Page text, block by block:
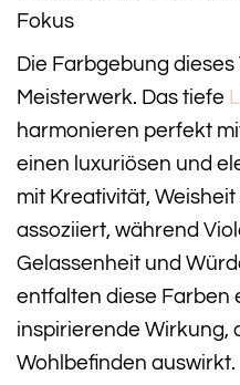
Fokus
Die Farbgebung
Meisterwerk. Das tiefe
harmonieren perfekt
einen luxuriösen und
mit Kreativität,
assoziiert, während
Gelassenheit und
entfalten diese Farben
inspirierende Wirkung,
Wohlbefinden auswirkt.